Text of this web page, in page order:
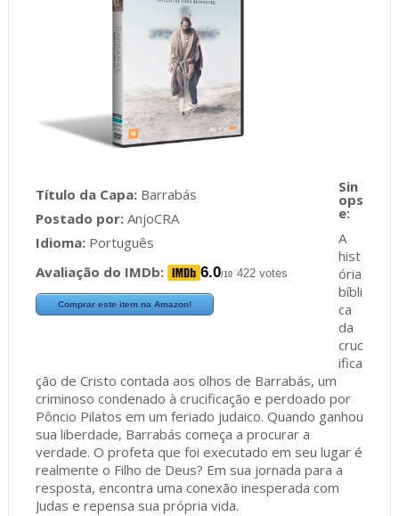
Título da Capa:Barrabás
Postado por:AnjoCRA
Idioma:Português
Avaliação do IMDb:
6.0/10 422 votes
Comprar este item na Amazon!
A
hist
ória
bíbli
ca
da
cruc
ifica
ção de Cristo contada aos olhos de Barrabás, um
criminoso condenado à crucificação e perdoado por
Pôncio Pilatos em um feriado judaico. Quando ganhou
sua liberdade, Barrabás começa a procurar a
verdade. O profeta que foi executado em seu lugar é
realmente o Filho de Deus? Em sua jornada para a
resposta, encontra uma conexão inesperada com
Judas e repensa sua própria vida.